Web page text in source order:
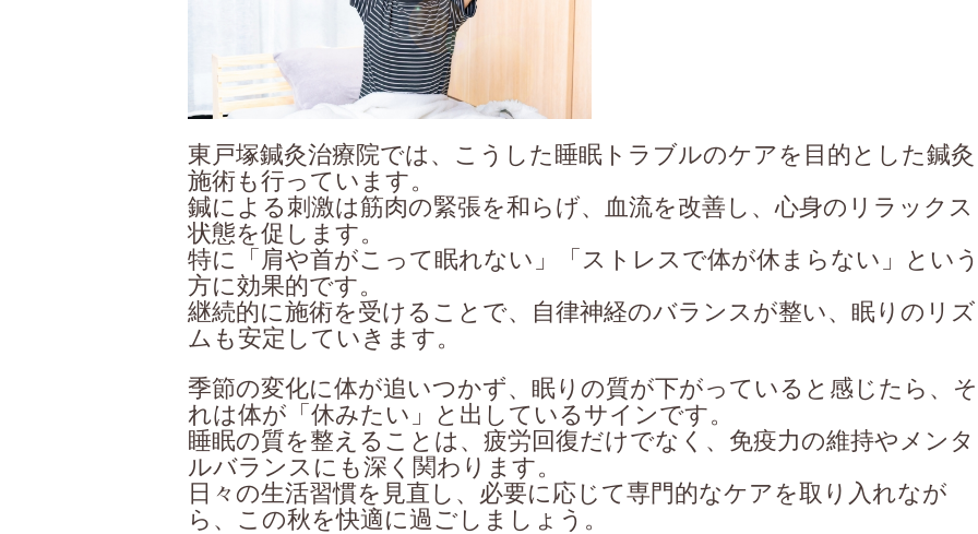
東戸塚鍼灸治療院では、こうした睡眠トラブルのケアを目的とした鍼灸
施術も行っています。
鍼による刺激は筋肉の緊張を和らげ、血流を改善し、心身のリラックス
状態を促します。
特に「肩や首がこって眠れない」「ストレスで体が休まらない」という
方に効果的です。
継続的に施術を受けることで、自律神経のバランスが整い、眠りのリズ
ムも安定していきます。
季節の変化に体が追いつかず、眠りの質が下がっていると感じたら、そ
れは体が「休みたい」と出しているサインです。
睡眠の質を整えることは、疲労回復だけでなく、免疫力の維持やメンタ
ルバランスにも深く関わります。
日々の生活習慣を見直し、必要に応じて専門的なケアを取り入れなが
ら、この秋を快適に過ごしましょう。